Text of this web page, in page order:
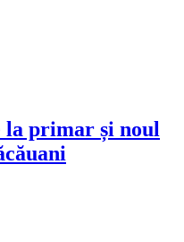
la primar și noul